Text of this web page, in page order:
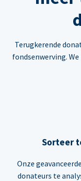
Terugkerende
fondsenwerving.
Sorteer
Onze
donateurs te